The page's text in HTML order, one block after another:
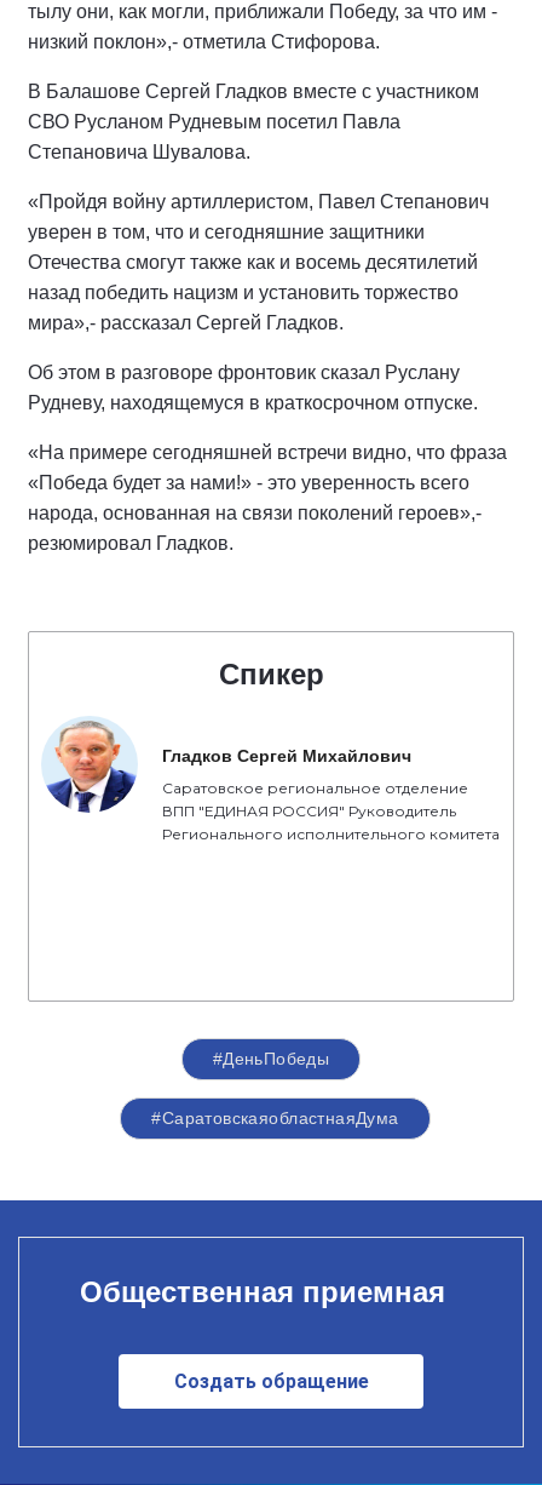
тылу они, как могли, приближали Победу, за что им -
низкий поклон»,- отметила Стифорова.
В Балашове Сергей Гладков вместе с участником
СВО Русланом Рудневым посетил Павла
Степановича Шувалова.
«Пройдя войну артиллеристом, Павел Степанович
уверен в том, что и сегодняшние защитники
Отечества смогут также как и восемь десятилетий
назад победить нацизм и установить торжество
мира»,- рассказал Сергей Гладков.
Об этом в разговоре фронтовик сказал Руслану
Рудневу, находящемуся в краткосрочном отпуске.
«На примере сегодняшней встречи видно, что фраза
«Победа будет за нами!» - это уверенность всего
народа, основанная на связи поколений героев»,-
резюмировал Гладков.
Спикер
Гладков Сергей Михайлович
Саратовское региональное отделение
ВПП "ЕДИНАЯ РОССИЯ" Руководитель
Регионального исполнительного комитета
#ДеньПобеды
#СаратовскаяобластнаяДума
Общественная приемная
Создать обращение